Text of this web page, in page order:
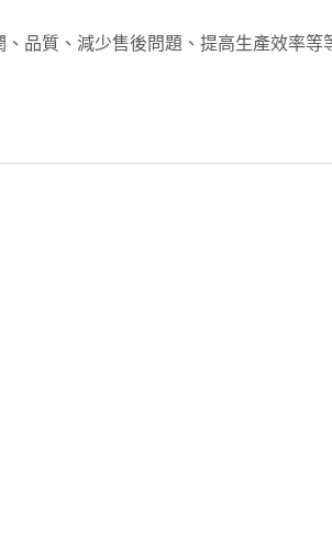
品質、減少售後問題、提高生產效率等